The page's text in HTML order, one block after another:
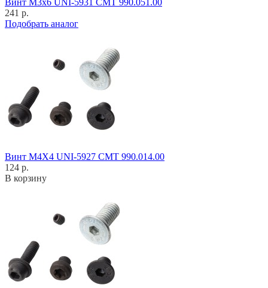
Винт M3x6 UNI-5931 CMT 990.051.00
241 р.
Подобрать аналог
Винт M4X4 UNI-5927 CMT 990.014.00
124 р.
В корзину